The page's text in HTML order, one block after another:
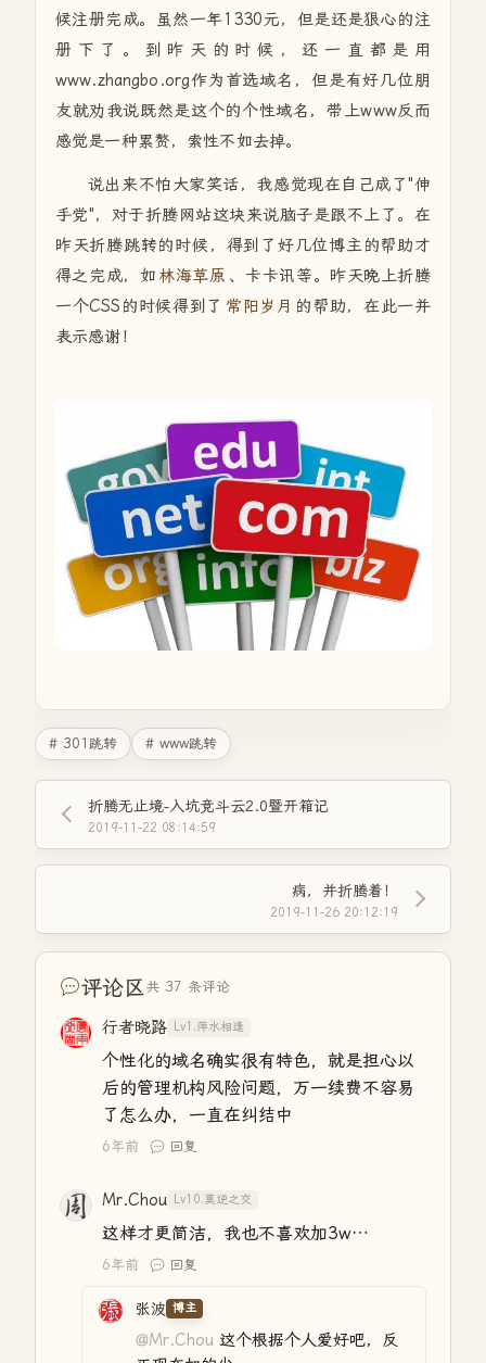
候注册完成。虽然一年1330元，但是还是狠心的注
册下了。到昨天的时候，还一直都是用
www.zhangbo.org作为首选域名，但是有好几位朋
友就劝我说既然是这个的个性域名，带上www反而
感觉是一种累赘，索性不如去掉。
说出来不怕大家笑话，我感觉现在自己成了"伸
手党"，对于折腾网站这块来说脑子是跟不上了。在
昨天折腾跳转的时候，得到了好几位博主的帮助才
得之完成，如 林海草原 、卡卡讯等。昨天晚上折腾
一个CSS的时候得到了 常阳岁月 的帮助，在此一并
表示感谢！
# 301跳转 # www跳转
折腾无止境-入坑竞斗云2.0暨开箱记
2019-11-22 08:14:59
病，并折腾着！
2019-11-26 20:12:19
评论区 共 37 条评论
行者晓路 Lv1.萍水相逢
个性化的域名确实很有特色，就是担心以
后的管理机构风险问题，万一续费不容易
了怎么办，一直在纠结中
6年前 回复
Mr.Chou Lv10.莫逆之交
这样才更简洁，我也不喜欢加3w…
6年前 回复
张波 博主
@Mr.Chou 这个根据个人爱好吧，反